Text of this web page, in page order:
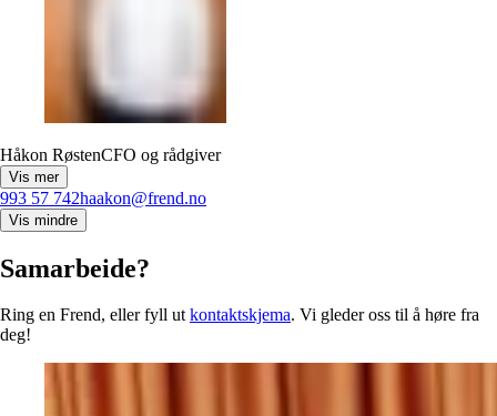
Håkon RøstenCFO og rådgiver
Vis mer
993 57 742haakon@frend.no
Vis mindre
Samarbeide?
Ring en Frend, eller fyll utkontaktskjema. Vi gleder oss til å høre fra
deg!